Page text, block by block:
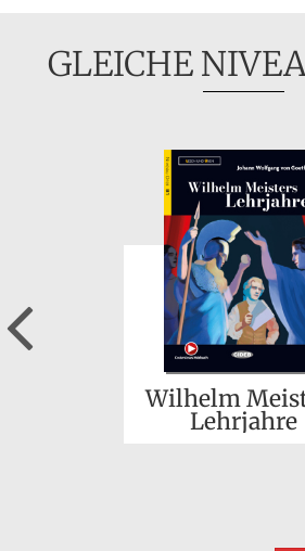
GLEICHE
Wilhelm
Lehrjahre